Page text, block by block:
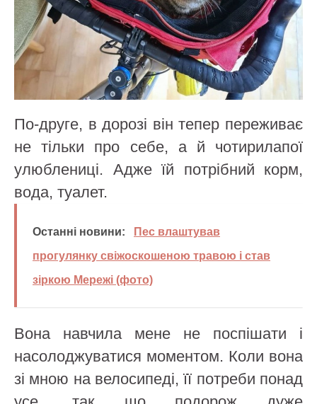
По-друге, в дорозі він тепер переживає
не тільки про себе, а й чотирилапої
улюблениці. Адже їй потрібний корм,
вода, туалет.
Останні новини:
Пес влаштував
прогулянку свіжоскошеною травою і став
зіркою Мережі (фото)
Вона навчила мене не поспішати і
насолоджуватися моментом. Коли вона
зі мною на велосипеді, її потреби понад